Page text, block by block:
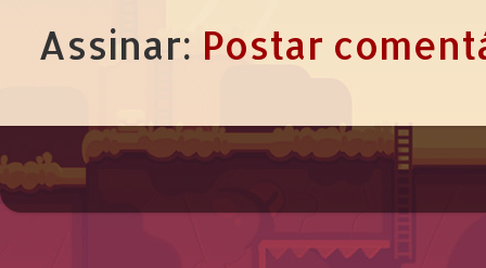
Assinar: Postar